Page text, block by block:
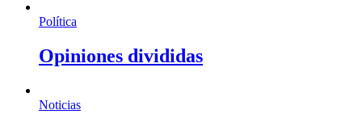
Política
Opiniones divididas
Noticias